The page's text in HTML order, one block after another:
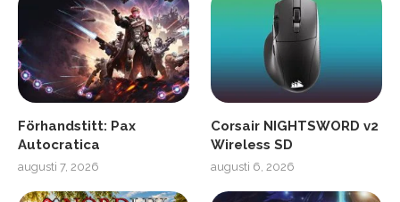
Förhandstitt: Pax
Autocratica
augusti 7, 2026
Corsair NIGHTSWORD v2
Wireless SD
augusti 6, 2026